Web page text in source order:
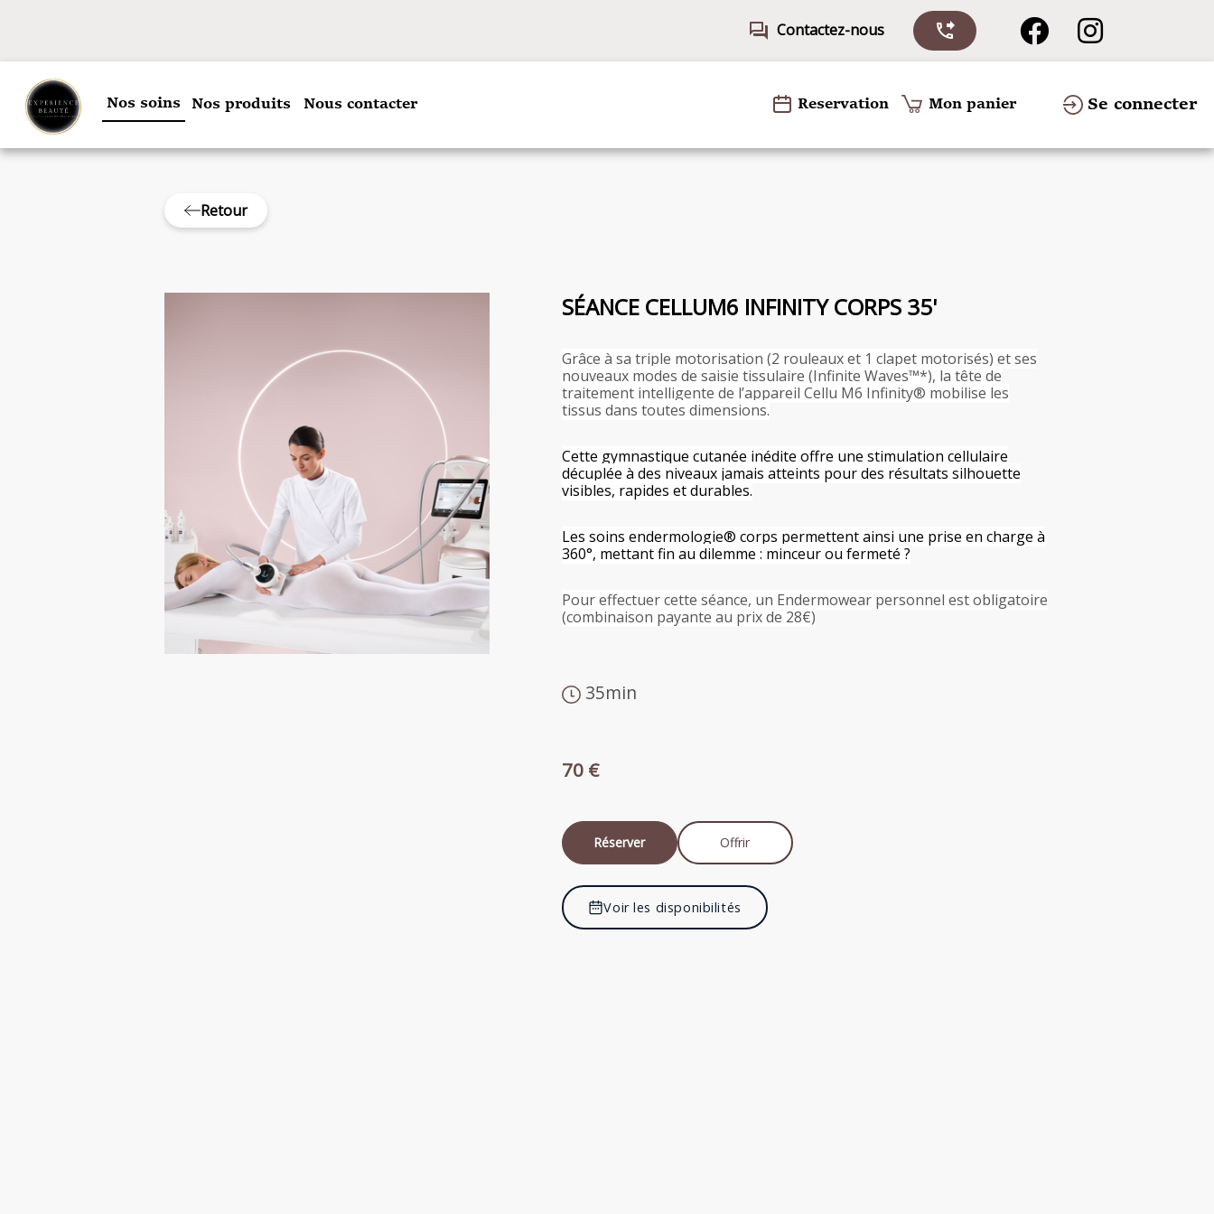
forum Contactez-nous phone_forwarded
Nos soins Nos produits Nous contacter Reservation Mon panier Se connecter
Retour
SÉANCE CELLUM6 INFINITY CORPS 35'
Grâce à sa triple motorisation (2 rouleaux et 1 clapet motorisés) et ses
nouveaux modes de saisie tissulaire (Infinite Waves™*), la tête de
traitement intelligente de l’appareil Cellu M6 Infinity® mobilise les
tissus dans toutes dimensions.
Cette gymnastique cutanée inédite offre une stimulation cellulaire
décuplée à des niveaux jamais atteints pour des résultats silhouette
visibles, rapides et durables.
Les soins endermologie® corps permettent ainsi une prise en charge à
360°, mettant fin au dilemme : minceur ou fermeté ?
Pour effectuer cette séance, un Endermowear personnel est obligatoire
(combinaison payante au prix de 28€)
35min
70 €
Réserver Offrir
Voir les disponibilités